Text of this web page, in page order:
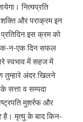
नित्यप्रति
शक्ति और पराक्रम इन
इस क्रम को
न-एक दिन सफल
स्वभाव में सहज में
तुम्हारे अंदर खिलने
सत्ता व सम्पदा
मुशर्रफ और
है। मृत्यु के बाद किन-